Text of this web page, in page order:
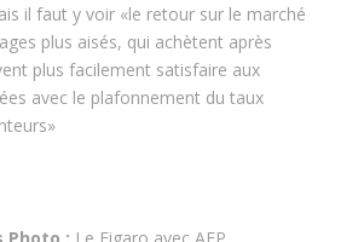
il faut y voir «le retour sur le marché
plus aisés, qui achètent après
plus facilement satisfaire aux
avec le plafonnement du taux
Photo : Le Figaro avec AFP